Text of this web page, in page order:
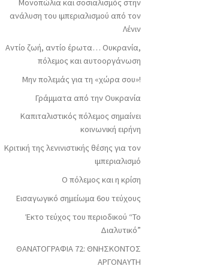
Μονοπώλια και σοσιαλισμός στην
ανάλυση του ιμπεριαλισμού από τον
Λένιν
Αντίο ζωή, αντίο έρωτα… Ουκρανία,
πόλεμος και αυτοοργάνωση
Μην πολεμάς για τη «χώρα σου»!
Γράμματα από την Ουκρανία
Καπιταλιστικός πόλεμος σημαίνει
κοινωνική ειρήνη
Κριτική της λενινιστικής θέσης για τον
ιμπεριαλισμό
Ο πόλεμος και η κρίση
Εισαγωγικό σημείωμα 6ου τεύχους
Έκτο τεύχος του περιοδικού “Το
Διαλυτικό”
ΘΑΝΑΤΟΓΡΑΦΙΑ 72: ΘΝΗΣΚΟΝΤOΣ
ΑΡΓΟΝΑΥΤΗ